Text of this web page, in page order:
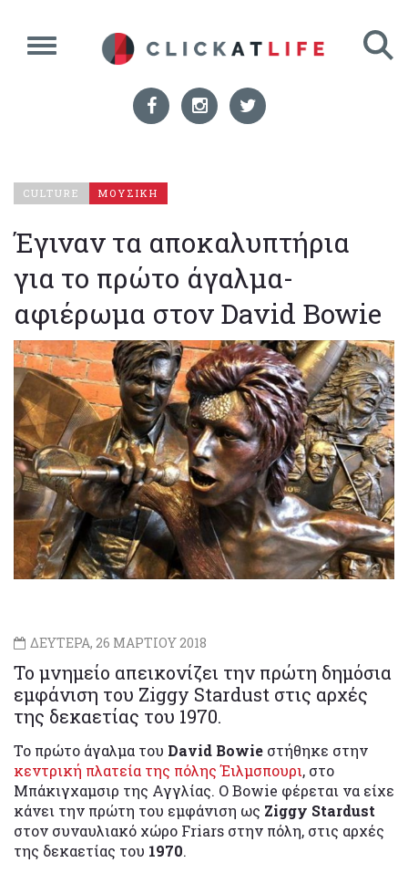
CULTURE ΜΟΥΣΙΚΗ
Έγιναν τα αποκαλυπτήρια
για το πρώτο άγαλμα-
αφιέρωμα στον David Bowie
ΔΕΥΤΕΡΑ, 26 ΜΑΡΤΙΟΥ 2018
Το μνημείο απεικονίζει την πρώτη δημόσια
εμφάνιση του Ziggy Stardust στις αρχές
της δεκαετίας του 1970.
Το πρώτο άγαλμα του David Bowie στήθηκε στην
κεντρική πλατεία της πόλης Έιλμσπουρι, στο
Μπάκιγχαμσιρ της Αγγλίας. Ο Bowie φέρεται να είχε
κάνει την πρώτη του εμφάνιση ως Ziggy Stardust
στον συναυλιακό χώρο Friars στην πόλη, στις αρχές
της δεκαετίας του 1970.